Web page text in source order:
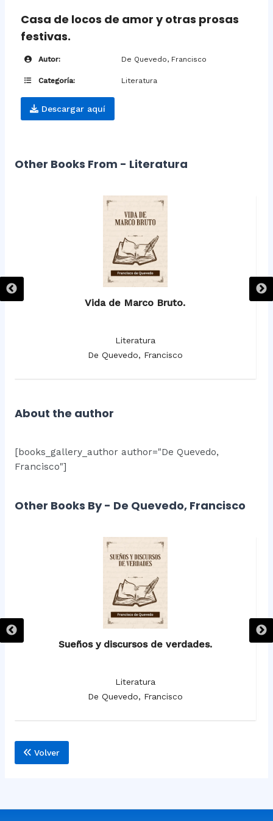
Casa de locos de amor y otras prosas
festivas.
Autor: De Quevedo, Francisco
Categoría: Literatura
Descargar aquí
Other Books From - Literatura
Vida de Marco Bruto.
Literatura
De Quevedo, Francisco
About the author
[books_gallery_author author="De Quevedo,
Francisco"]
Other Books By - De Quevedo, Francisco
Sueños y discursos de verdades.
Literatura
De Quevedo, Francisco
Volver